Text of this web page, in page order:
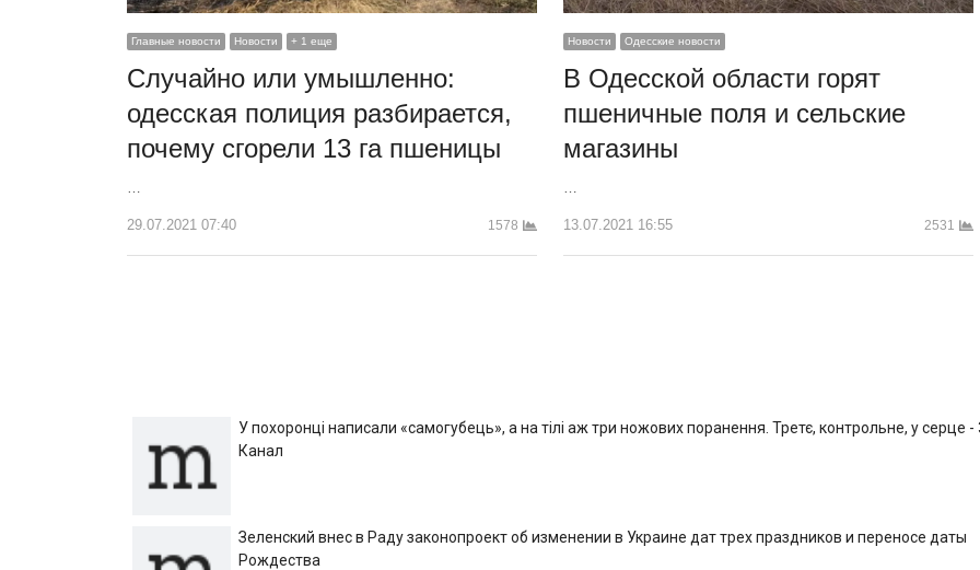
Главные новости Новости + 1 еще
Случайно или умышленно:
одесская полиция разбирается,
почему сгорели 13 га пшеницы
29.07.2021 07:40 1578
Новости Одесские новости
В Одесской области горят
пшеничные поля и сельские
магазины
13.07.2021 16:55 2531
У похоронці написали «самогубець», а на тілі аж три ножових поранення. Третє, контрольне, у серце -
Канал
Зеленский внес в Раду законопроект об изменении в Украине дат трех праздников и переносе даты
Рождества